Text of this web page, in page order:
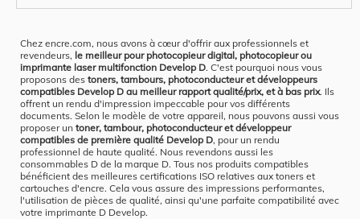
Chez encre.com, nous avons à cœur d'offrir aux professionnels et
revendeurs, le meilleur pour photocopieur digital, photocopieur ou
imprimante laser multifonction Develop D. C'est pourquoi nous vous
proposons des toners, tambours, photoconducteur et développeurs
compatibles Develop D au meilleur rapport qualité/prix, et à bas prix. Ils
offrent un rendu d'impression impeccable pour vos différents
documents. Selon le modèle de votre appareil, nous pouvons aussi vous
proposer un toner, tambour, photoconducteur et développeur
compatibles de première qualité Develop D, pour un rendu
professionnel de haute qualité. Nous revendons aussi les
consommables D de la marque D. Tous nos produits compatibles
bénéficient des meilleures certifications ISO relatives aux toners et
cartouches d'encre. Cela vous assure des impressions performantes,
l'utilisation de pièces de qualité, ainsi qu'une parfaite compatibilité avec
votre imprimante D Develop.